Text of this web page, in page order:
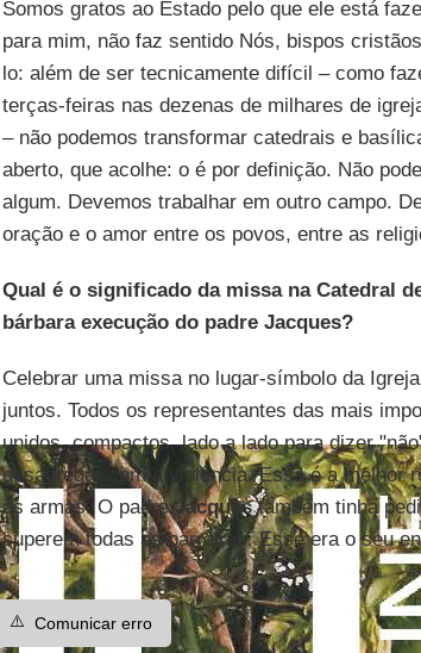
Somos gratos ao Estado pelo que ele está
para mim, não faz sentido Nós, bispos
lo: além de ser tecnicamente difícil – como
terças-feiras nas dezenas de milhares de
– não podemos transformar catedrais e
aberto, que acolhe: o é por definição. Não
algum. Devemos trabalhar em outro campo.
oração e o amor entre os povos, entre as
Qual é o significado da missa na Catedral
bárbara execução do padre Jacques?
Celebrar uma missa no lugar-símbolo da
juntos. Todos os representantes das mais
unidos, compactos, lado a lado para dizer
desagregar com a violência. Essa é a melhor
às armas. O padreJacquestambém tinha
superem todas as barreiras. Esse era o seu
⚠️ Comunicar erro